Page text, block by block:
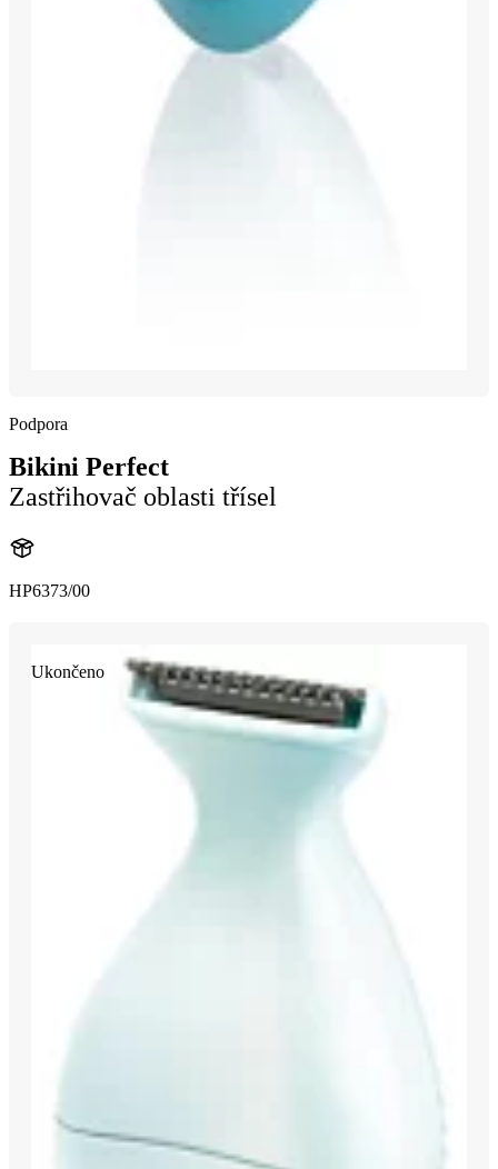
Podpora
Bikini Perfect
Zastřihovač oblasti třísel
HP6373/00
Ukončeno